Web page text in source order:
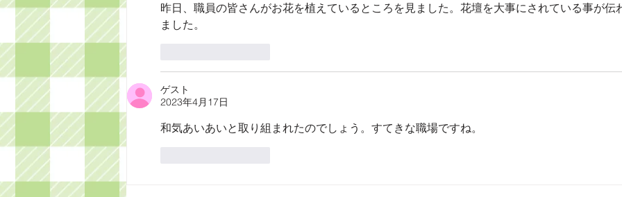
昨日、職員の皆さんがお花を植えているところを見ました。花壇を大事にされている事が伝
ました。
ゲスト
2023年4月17日
和気あいあいと取り組まれたのでしょう。すてきな職場ですね。